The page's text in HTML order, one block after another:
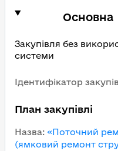
Основна
Закупівля без
системи
Ідентифікатор
План закупівлі
Назва: «Поточний
(ямковий ремонт